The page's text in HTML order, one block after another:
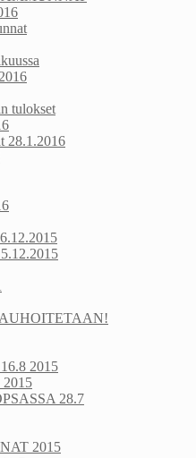
tulokset
28.1.2016
2015
28.7
2015